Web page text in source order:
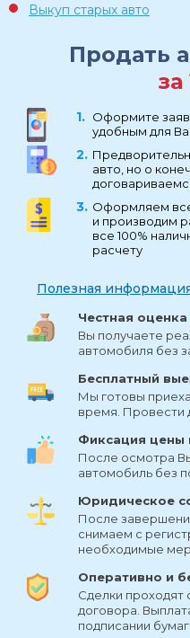
Выкуп старых авто
Продать
за
Оформите
удобным для
авто, но о
Оформляем
и производим
все 100%
расчету
Полезная
Честная
Вы получаете
автомобиля без
Бесплатный
Мы готовы
время. Провести
Фиксация цены
После осмотра
автомобиль без
Юридическое
После
снимаем с
необходимые
Оперативно и
Сделки проходят
договора.
подписании